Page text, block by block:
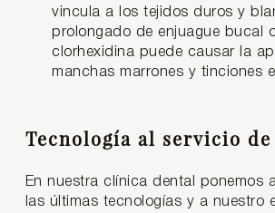
vincula a los tejidos duros y
prolongado de enjuague bucal
clorhexidina puede causar la
manchas marrones y tinciones
Tecnología al servicio
En nuestra clínica dental ponemos
las últimas tecnologías y a nuestro